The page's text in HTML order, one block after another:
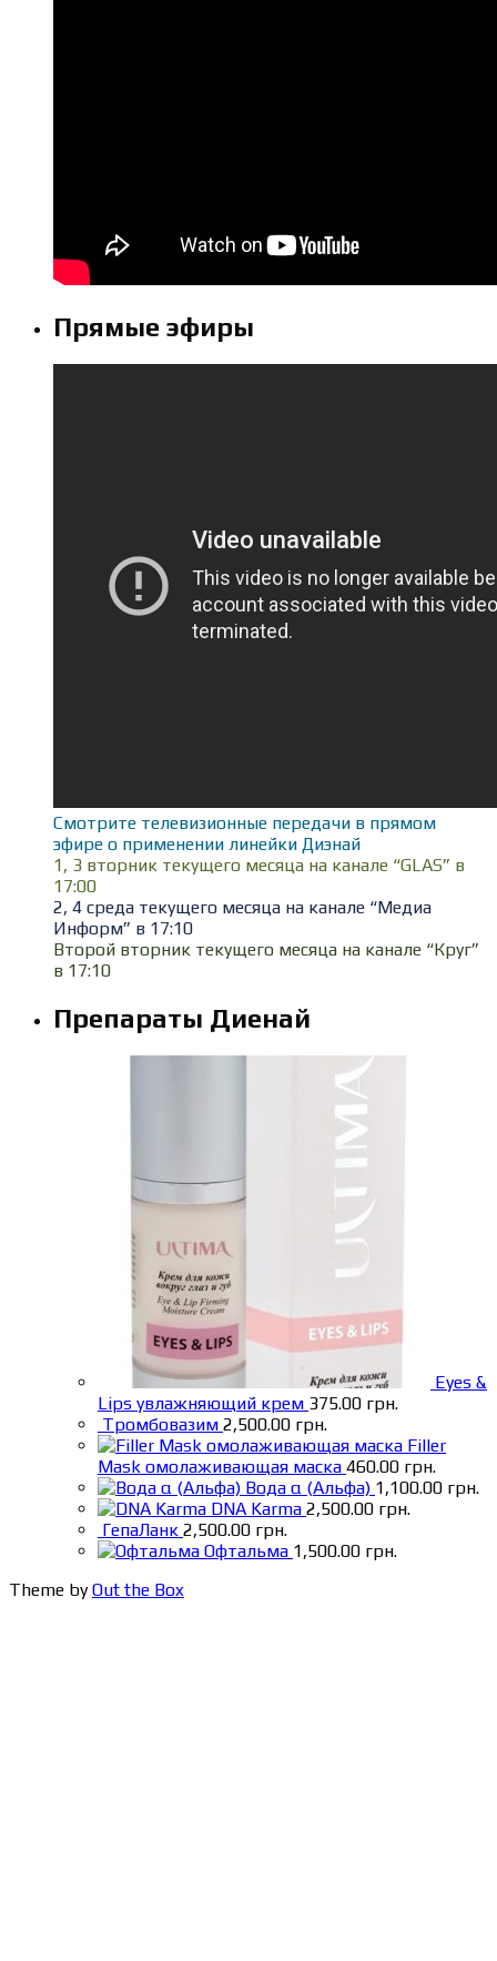
Прямые эфиры
Смотрите телевизионные передачи в прямом
эфире о применении линейки Диэнай
1, 3 вторник текущего месяца на канале “GLAS” в
17:00
2, 4 среда текущего месяца на канале “Медиа
Информ” в 17:10
Второй вторник текущего месяца на канале “Круг”
в 17:10
Препараты Диенай
Eyes &
Lips увлажняющий крем 375.00 грн.
Тромбовазим 2,500.00 грн.
Filler
Mask омолаживающая маска 460.00 грн.
Вода α (Альфа) 1,100.00 грн.
DNA Karma 2,500.00 грн.
ГепаЛанк 2,500.00 грн.
Офтальма 1,500.00 грн.
Theme byOut the Box